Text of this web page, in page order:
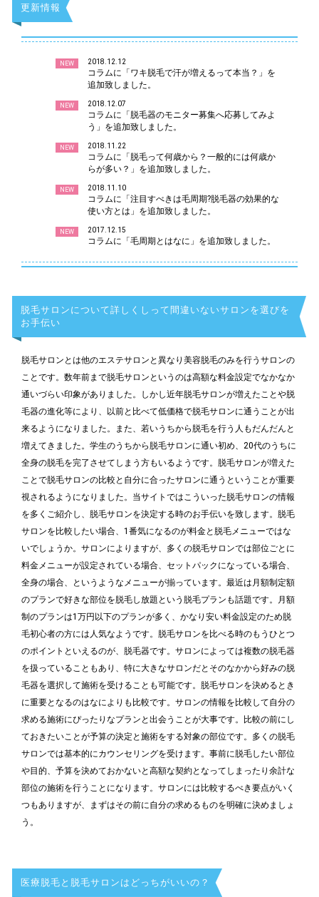
更新情報
NEW 2018.12.12
コラムに「ワキ脱毛で汗が増えるって本当？」を
追加致しました。
NEW 2018.12.07
コラムに「脱毛器のモニター募集へ応募してみよ
う」を追加致しました。
NEW 2018.11.22
コラムに「脱毛って何歳から？一般的には何歳か
らが多い？」を追加致しました。
NEW 2018.11.10
コラムに「注目すべきは毛周期?脱毛器の効果的な
使い方とは」を追加致しました。
NEW 2017.12.15
コラムに「毛周期とはなに」を追加致しました。
脱毛サロンについて詳しくしって間違いないサロンを選びを
お手伝い
脱毛サロンとは他のエステサロンと異なり美容脱毛のみを行うサロンの
ことです。数年前まで脱毛サロンというのは高額な料金設定でなかなか
通いづらい印象がありました。しかし近年脱毛サロンが増えたことや脱
毛器の進化等により、以前と比べて低価格で脱毛サロンに通うことが出
来るようになりました。また、若いうちから脱毛を行う人もだんだんと
増えてきました。学生のうちから脱毛サロンに通い初め、20代のうちに
全身の脱毛を完了させてしまう方もいるようです。脱毛サロンが増えた
ことで脱毛サロンの比較と自分に合ったサロンに通うということが重要
視されるようになりました。当サイトではこういった脱毛サロンの情報
を多くご紹介し、脱毛サロンを決定する時のお手伝いを致します。脱毛
サロンを比較したい場合、1番気になるのが料金と脱毛メニューではな
いでしょうか。サロンによりますが、多くの脱毛サロンでは部位ごとに
料金メニューが設定されている場合、セットパックになっている場合、
全身の場合、というようなメニューが揃っています。最近は月額制定額
のプランで好きな部位を脱毛し放題という脱毛プランも話題です。月額
制のプランは1万円以下のプランが多く、かなり安い料金設定のため脱
毛初心者の方には人気なようです。脱毛サロンを比べる時のもうひとつ
のポイントといえるのが、脱毛器です。サロンによっては複数の脱毛器
を扱っていることもあり、特に大きなサロンだとそのなかから好みの脱
毛器を選択して施術を受けることも可能です。脱毛サロンを決めるとき
に重要となるのはなによりも比較です。サロンの情報を比較して自分の
求める施術にぴったりなプランと出会うことが大事です。比較の前にし
ておきたいことが予算の決定と施術をする対象の部位です。多くの脱毛
サロンでは基本的にカウンセリングを受けます。事前に脱毛したい部位
や目的、予算を決めておかないと高額な契約となってしまったり余計な
部位の施術を行うことになります。サロンには比較するべき要点がいく
つもありますが、まずはその前に自分の求めるものを明確に決めましょ
う。
医療脱毛と脱毛サロンはどっちがいいの？